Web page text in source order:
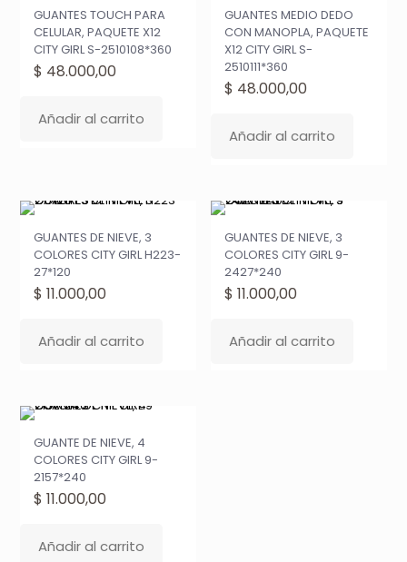
GUANTES TOUCH PARA
CELULAR, PAQUETE X12
CITY GIRL S-2510108*360
$ 48.000,00
Añadir al carrito
GUANTES MEDIO DEDO
CON MANOPLA, PAQUETE
X12 CITY GIRL S-
2510111*360
$ 48.000,00
Añadir al carrito
GUANTES DE NIEVE, 3
COLORES CITY GIRL H223-
27*120
$ 11.000,00
Añadir al carrito
GUANTES DE NIEVE, 3
COLORES CITY GIRL 9-
2427*240
$ 11.000,00
Añadir al carrito
GUANTE DE NIEVE, 4
COLORES CITY GIRL 9-
2157*240
$ 11.000,00
Añadir al carrito